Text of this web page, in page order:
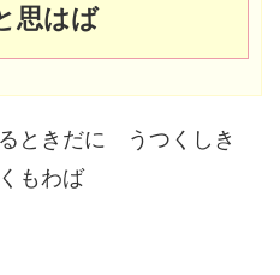
思はば
ときだに うつくしき
もわば